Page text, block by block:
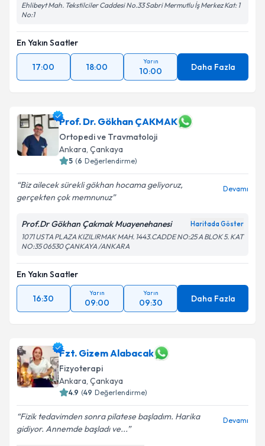
Ehlibeyt Mah. Tekstilciler Caddesi No.33 Sabri Mermutlu İş Merkez Kat: 1
No:1
En Yakın Saatler
17:00 18:00
Yarın
10:00 Daha Fazla
Prof. Dr. Gökhan ÇAKMAK
Ortopedi ve Travmatoloji
Ankara, Çankaya
5 (6 Değerlendirme)
Biz ailecek sürekli gökhan hocama geliyoruz,
gerçekten çok memnunuz
Devamı
Prof.Dr Gökhan Çakmak Muayenehanesi Haritada Göster
1071 USTA PLAZA KIZILIRMAK MAH. 1443.CADDE NO:25 A BLOK 5. KAT
NO:35 06530 ÇANKAYA /ANKARA
En Yakın Saatler
16:30
Yarın
09:00
Yarın
09:30 Daha Fazla
Fzt. Gizem Alabacak
Fizyoterapi
Ankara, Çankaya
4.9 (49 Değerlendirme)
Fizik tedavimden sonra pilatese başladım. Harika
gidiyor. Annemde başladı ve...
Devamı